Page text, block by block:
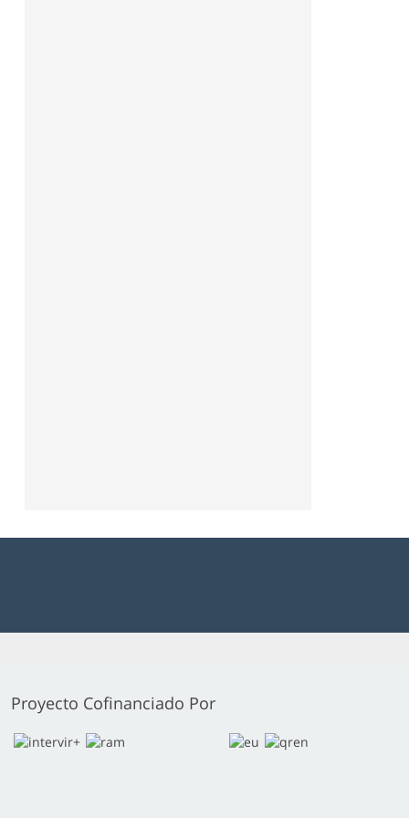
Proyecto Cofinanciado Por